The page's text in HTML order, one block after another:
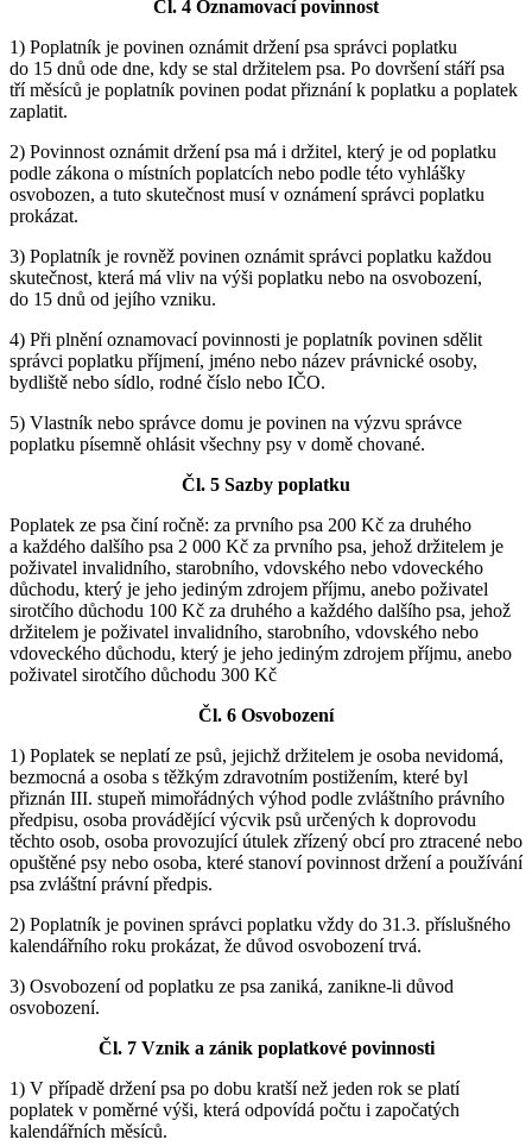
Čl. 4 Oznamovací povinnost
1) Poplatník je povinen oznámit držení psa správci poplatku
do 15 dnů ode dne, kdy se stal držitelem psa. Po dovršení stáří psa
tří měsíců je poplatník povinen podat přiznání k poplatku a poplatek
zaplatit.
2) Povinnost oznámit držení psa má i držitel, který je od poplatku
podle zákona o místních poplatcích nebo podle této vyhlášky
osvobozen, a tuto skutečnost musí v oznámení správci poplatku
prokázat.
3) Poplatník je rovněž povinen oznámit správci poplatku každou
skutečnost, která má vliv na výši poplatku nebo na osvobození,
do 15 dnů od jejího vzniku.
4) Při plnění oznamovací povinnosti je poplatník povinen sdělit
správci poplatku příjmení, jméno nebo název právnické osoby,
bydliště nebo sídlo, rodné číslo nebo IČO.
5) Vlastník nebo správce domu je povinen na výzvu správce
poplatku písemně ohlásit všechny psy v domě chované.
Čl. 5 Sazby poplatku
Poplatek ze psa činí ročně: za prvního psa 200 Kč za druhého
a každého dalšího psa 2 000 Kč za prvního psa, jehož držitelem je
poživatel invalidního, starobního, vdovského nebo vdoveckého
důchodu, který je jeho jediným zdrojem příjmu, anebo poživatel
sirotčího důchodu 100 Kč za druhého a každého dalšího psa, jehož
držitelem je poživatel invalidního, starobního, vdovského nebo
vdoveckého důchodu, který je jeho jediným zdrojem příjmu, anebo
poživatel sirotčího důchodu 300 Kč
Čl. 6 Osvobození
1) Poplatek se neplatí ze psů, jejichž držitelem je osoba nevidomá,
bezmocná a osoba s těžkým zdravotním postižením, které byl
přiznán III. stupeň mimořádných výhod podle zvláštního právního
předpisu, osoba provádějící výcvik psů určených k doprovodu
těchto osob, osoba provozující útulek zřízený obcí pro ztracené nebo
opuštěné psy nebo osoba, které stanoví povinnost držení a používání
psa zvláštní právní předpis.
2) Poplatník je povinen správci poplatku vždy do 31.3. příslušného
kalendářního roku prokázat, že důvod osvobození trvá.
3) Osvobození od poplatku ze psa zaniká, zanikne-li důvod
osvobození.
Čl. 7 Vznik a zánik poplatkové povinnosti
1) V případě držení psa po dobu kratší než jeden rok se platí
poplatek v poměrné výši, která odpovídá počtu i započatých
kalendářních měsíců.